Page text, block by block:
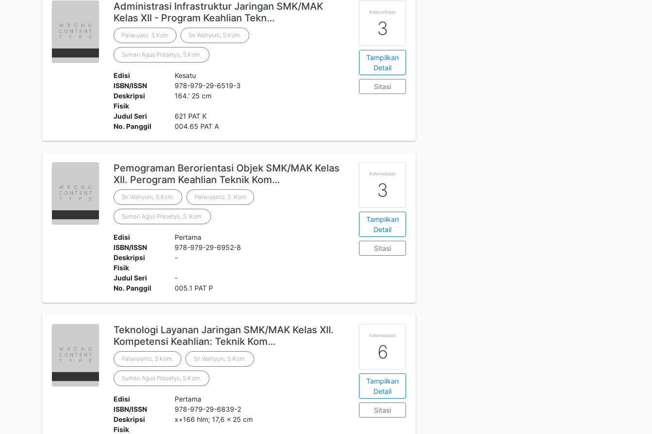
Administrasi Infrastruktur Jaringan SMK/MAK
Kelas XII - Program Keahlian Tekn…
Patwiyato. S.Kom Sri Wahyuni, S.Kom.
Sumari Agus Prasetyo, S.Kom.
Edisi
Kesatu
ISBN/ISSN
978-979-29-6519-3
Deskripsi
Fisik
164.' 25 cm
Judul Seri
621 PAT K
No. Panggil
004.65 PAT A
Ketersediaan
3
Tampilkan
Detail
Sitasi
Pemograman Berorientasi Objek SMK/MAK Kelas
XII. Perogram Keahlian Teknik Kom…
Sri Wahyuni, S.Kom. Patwiyanto, S. Kom
Sumari Agus Prasetyo, S. Kom.
Edisi
Pertama
ISBN/ISSN
978-979-29-6952-8
Deskripsi
Fisik
-
Judul Seri
-
No. Panggil
005.1 PAT P
Ketersediaan
3
Tampilkan
Detail
Sitasi
Teknologi Layanan Jaringan SMK/MAK Kelas XII.
Kompetensi Keahlian: Teknik Kom…
Patwiyanto, S.Kom. Sri Wahyuni, S.Kom.
Sumari Agus Prasetyo, S.Kom.
Edisi
Pertama
ISBN/ISSN
978-979-29-6839-2
Deskripsi
Fisik
x+166 hlm; 17,6 x 25 cm
Ketersediaan
6
Tampilkan
Detail
Sitasi